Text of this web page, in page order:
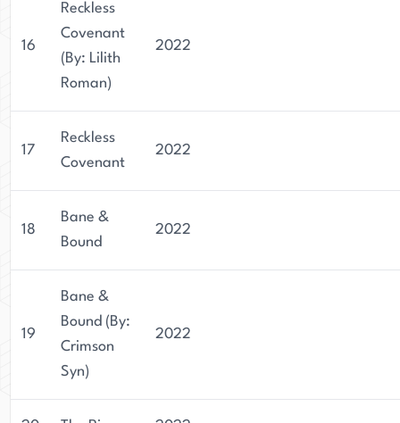
16
Reckless
Covenant
(By: Lilith
Roman)
2022
17
Reckless
Covenant
2022
18
Bane &
Bound
2022
19
Bane &
Bound (By:
Crimson
Syn)
2022